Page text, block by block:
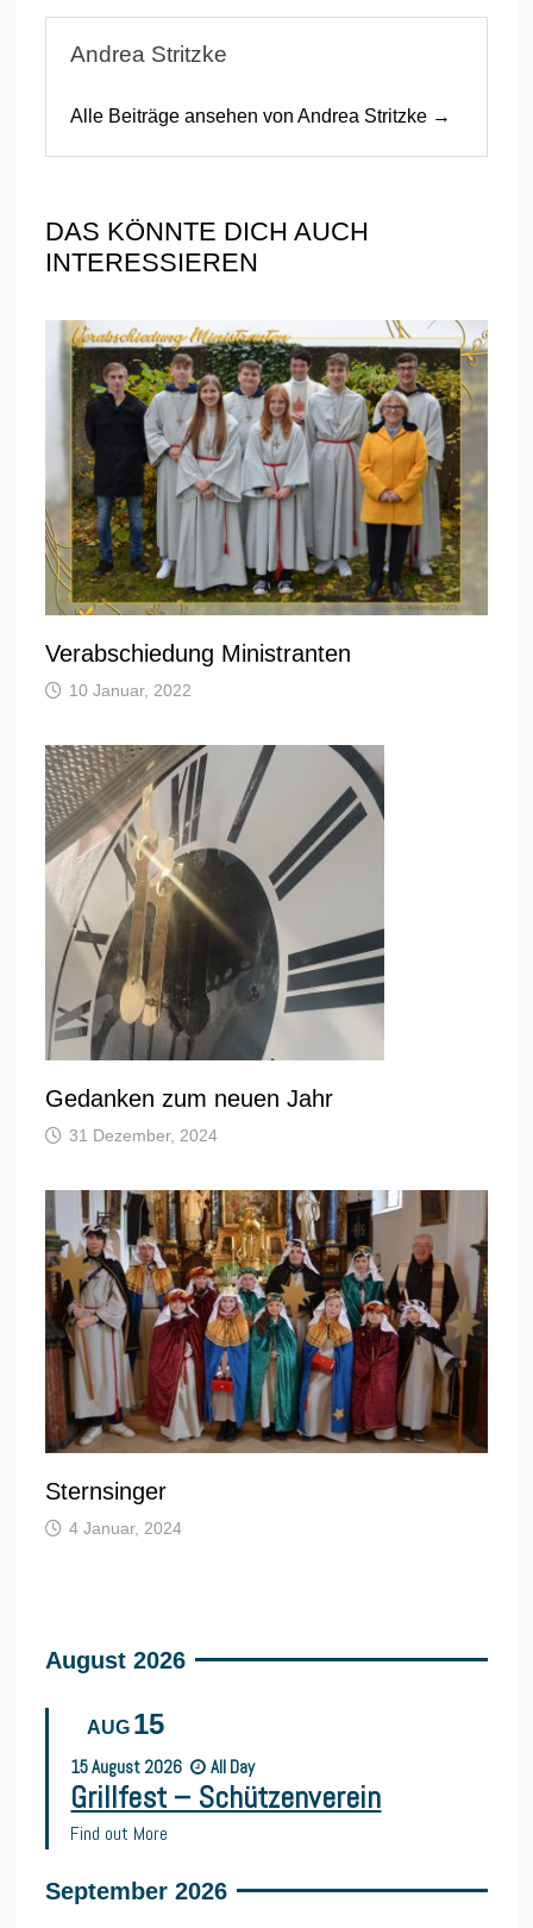
Andrea Stritzke
Alle Beiträge ansehen von Andrea Stritzke →
DAS KÖNNTE DICH AUCH
INTERESSIEREN
Verabschiedung Ministranten
10 Januar, 2022
Gedanken zum neuen Jahr
31 Dezember, 2024
Sternsinger
4 Januar, 2024
August 2026
AUG 15
15August 2026 All Day
Grillfest – Schützenverein
Find out More
September 2026